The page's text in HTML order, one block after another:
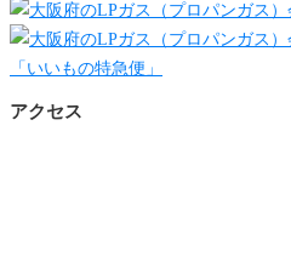
アクセス